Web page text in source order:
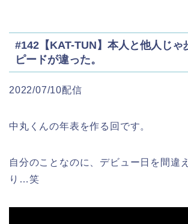
#142【KAT-TUN】本人と他人じゃ
ピードが違った。
2022/07/10配信
中丸くんの年表を作る回です。
自分のことなのに、デビュー日を間違
り…笑